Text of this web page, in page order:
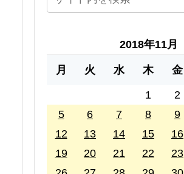
2018年11月
月 火 水 木 金
1 2
5
6 7 8 9
12
13 14 15 16
19
20 21 22 23